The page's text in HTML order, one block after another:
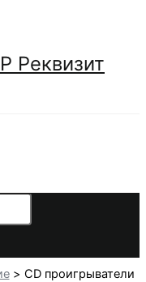
Реквизит
CD проигрыватели